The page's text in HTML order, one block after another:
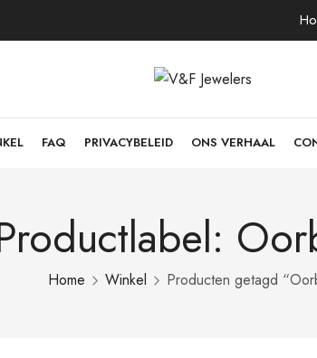
FAQ PRIVACYBELEID ONS VERHAAL
Home Winkel Producten getagd